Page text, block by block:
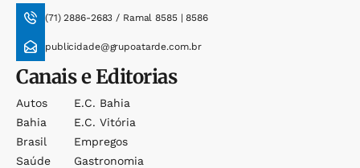
(71) 2886-2683 / Ramal 8585 | 8586
publicidade@grupoatarde.com.br
Canais e Editorias
Autos
Bahia
Brasil
Saúde
E.c. Bahia
E.c. Vitória
Empregos
Gastronomia